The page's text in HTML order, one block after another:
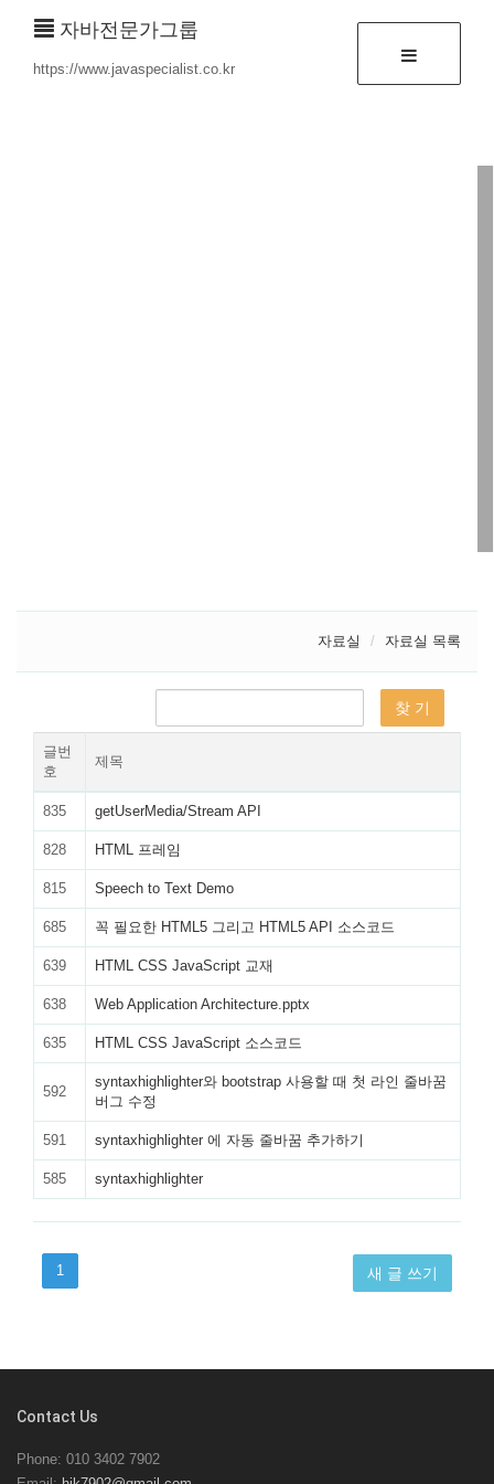
자바전문가그룹
https://www.javaspecialist.co.kr
자료실 자료실 목록
글번
호
제목
835 getUserMedia/Stream API
828 HTML 프레임
815 Speech to Text Demo
685 꼭 필요한 HTML5 그리고 HTML5 API 소스코드
639 HTML CSS JavaScript 교재
638 Web Application Architecture.pptx
635 HTML CSS JavaScript 소스코드
592
syntaxhighlighter와 bootstrap 사용할 때 첫 라인 줄바꿈
버그 수정
591 syntaxhighlighter 에 자동 줄바꿈 추가하기
585 syntaxhighlighter
1 새 글 쓰기
Contact Us
Phone: 010 3402 7902